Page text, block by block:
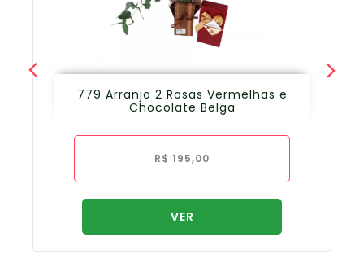
779 Arranjo 2 Rosas Vermelhas e
Chocolate Belga
R$ 195,00
VER